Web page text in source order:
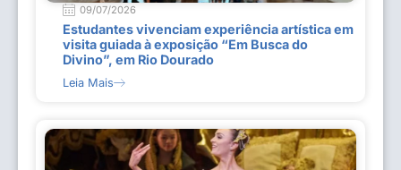
09/07/2026
Estudantes vivenciam experiência artística em
visita guiada à exposição “Em Busca do
Divino”, em Rio Dourado
Leia Mais